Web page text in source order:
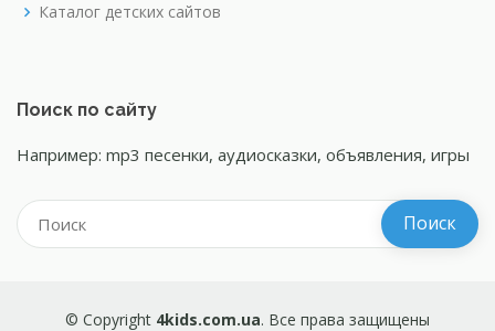
Каталог детских сайтов
Поиск по сайту
Например: mp3 песенки, аудиосказки, объявления, игры
© Copyright 4kids.com.ua. Все права защищены